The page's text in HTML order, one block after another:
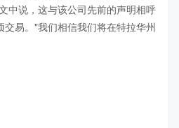
中说，这与该公司先前的声明相呼
易。"我们相信我们将在特拉华州